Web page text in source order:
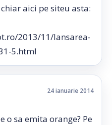
aici pe siteu asta:
2013/11/lansarea-
5.html
24 ianuarie 2014
o sa emita orange? Pe